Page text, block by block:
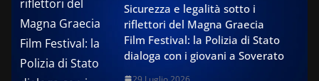
Sicurezza e legalità sotto i
riflettori del Magna Graecia
Film Festival: la Polizia di Stato
dialoga con i giovani a Soverato